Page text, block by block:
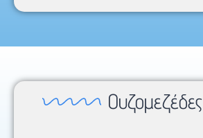
Ουζομεζέδες